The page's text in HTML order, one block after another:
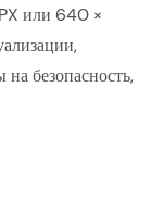
или 640 ×
безопасность,